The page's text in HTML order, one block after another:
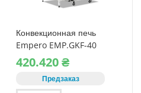
Конвекционная печь
Empero EMP.GKF-40
газовая
420.420₴
Предзаказ